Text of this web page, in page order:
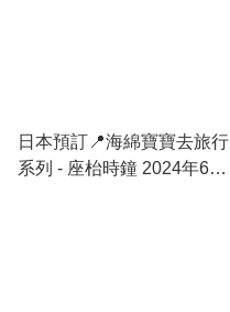
日本預訂📍海綿寶寶去旅行
系列 - 座枱時鐘 2024年6月